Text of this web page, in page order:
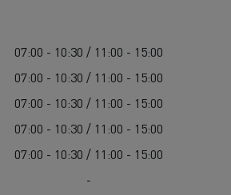
07:00 - 10:30 / 11:00 - 15:00
07:00 - 10:30 / 11:00 - 15:00
07:00 - 10:30 / 11:00 - 15:00
07:00 - 10:30 / 11:00 - 15:00
07:00 - 10:30 / 11:00 - 15:00
-